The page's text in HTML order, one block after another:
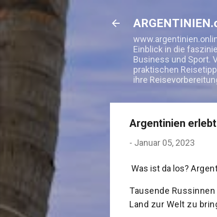
Einblick in die
Business und Sport.
praktischen
ihre
Argentinien
- Januar 05, 2023
Was ist da los?
Tausende
Land zur Welt zu